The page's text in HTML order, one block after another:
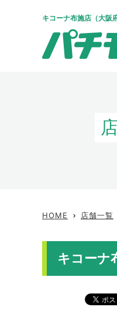
キコーナ布施店（大阪府
HOME keyboard_arrow_right 店舗一覧
キコーナ